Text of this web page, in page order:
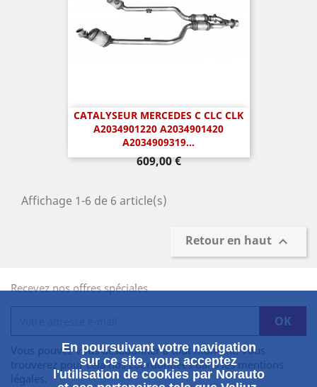
CATALYSEUR MERCEDES C CLC CLK
A2034901220 A2034901420
A2034909319...
Prix
609,00 €
Affichage 1-6 de 6 article(s)
Retour en haut 
Recevez nos offres spéciales
Vous pouvez vous désabonner à tout moment. Vous
trouverez pour cela nos coordonnées dans les mentions
légales.
En poursuivant votre navigation
sur ce site, vous acceptez
l'utilisation de cookies par Norauto